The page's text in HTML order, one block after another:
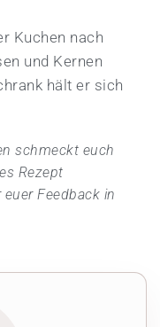
Kuchen nach
und Kernen
hält er sich
schmeckt euch
Rezept
Feedback in